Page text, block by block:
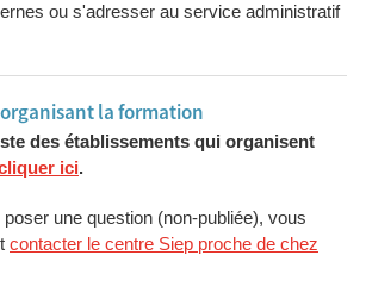
ou s'adresser au service administratif
la formation
des établissements qui organisent
ici.
une question (non-publiée), vous
contacter le centre Siep proche de chez